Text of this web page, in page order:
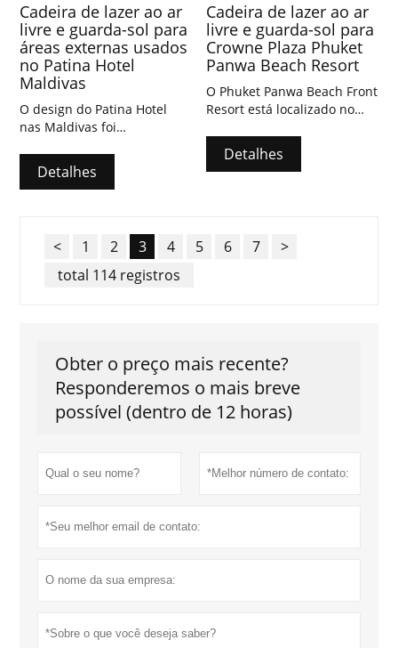
Cadeira de lazer ao ar
livre e guarda-sol para
áreas externas usados
​​no Patina Hotel
Maldivas
O design do Patina Hotel
nas Maldivas foi
Marcio Kogan, combinando
o estilo moderno com o
ilha uma atmosfera jovem e
sofisticada.
Detalhes
Cadeira de lazer ao ar
livre e guarda-sol para
Crowne Plaza Phuket
Panwa Beach Resort
O Phuket Panwa Beach Front
Resort está localizado no
longe da agitação, mas com
opções para aproveitar
Detalhes
< 1 2 3 4 5 6 7
>
total 114 registros
Obter o preço mais recente?
Responderemos o mais breve
possível (dentro de 12 horas)